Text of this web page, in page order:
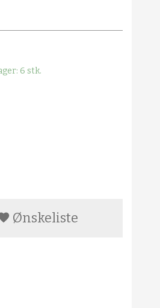
6 stk.
Ønskeliste